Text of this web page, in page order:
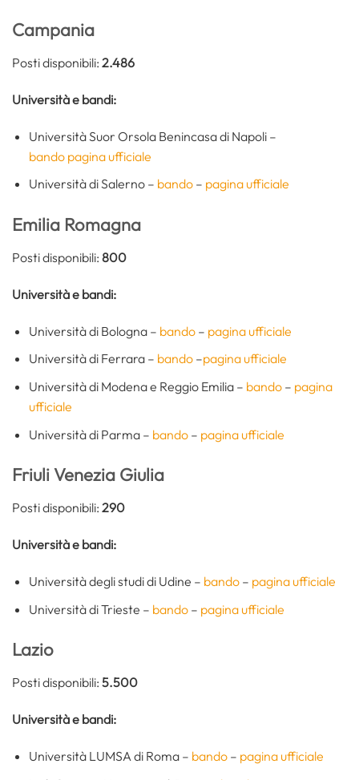
Campania
Posti disponibili: 2.486
Università e bandi:
Università Suor Orsola Benincasa di Napoli –
bando pagina ufficiale
Università di Salerno – bando– pagina ufficiale
Emilia Romagna
Posti disponibili: 800
Università e bandi:
Università di Bologna – bando– pagina ufficiale
Università di Ferrara – bando–pagina ufficiale
Università di Modena e Reggio Emilia – bando– pagina
ufficiale
Università di Parma – bando– pagina ufficiale
Friuli Venezia Giulia
Posti disponibili: 290
Università e bandi:
Università degli studi di Udine – bando– pagina ufficiale
Università di Trieste – bando– pagina ufficiale
Lazio
Posti disponibili: 5.500
Università e bandi:
Università LUMSA di Roma – bando– pagina ufficiale